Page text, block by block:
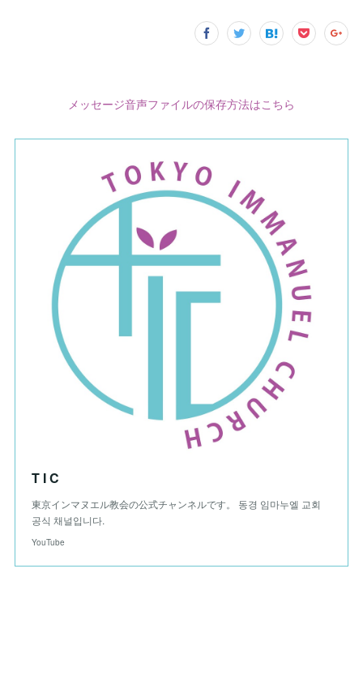
メッセージ音声ファイルの保存方法はこちら
T I C
東京インマヌエル教会の公式チャンネルです。 동경 임마누엘 교회
공식 채널입니다.
YouTube